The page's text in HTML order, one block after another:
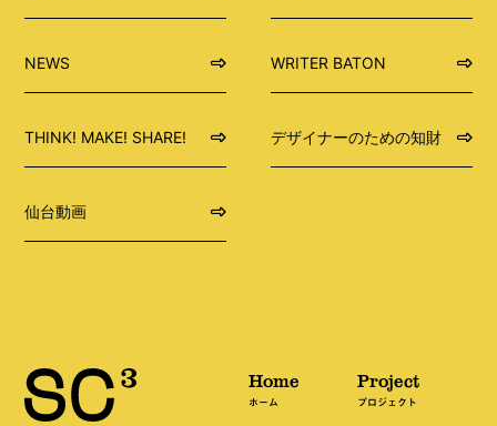
NEWS WRITER BATON
THINK! MAKE! SHARE! デザイナーのための知財
仙台動画
Home
ホーム
Project
プロジェクト